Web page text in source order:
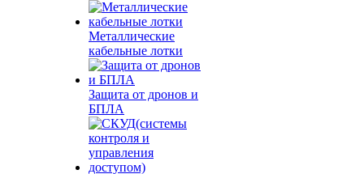
Металлические
кабельные лотки
Защита от дронов и
БПЛА